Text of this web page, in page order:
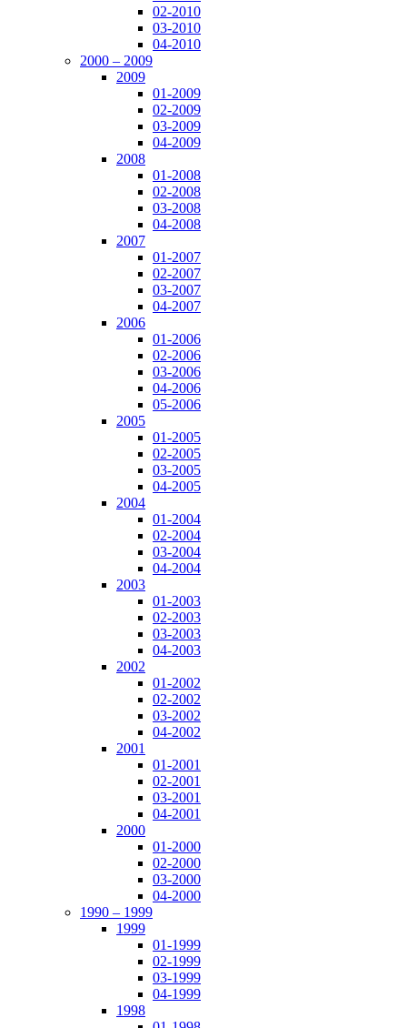
02-2010
03-2010
04-2010
2000 – 2009
2009
01-2009
02-2009
03-2009
04-2009
2008
01-2008
02-2008
03-2008
04-2008
2007
01-2007
02-2007
03-2007
04-2007
2006
01-2006
02-2006
03-2006
04-2006
05-2006
2005
01-2005
02-2005
03-2005
04-2005
2004
01-2004
02-2004
03-2004
04-2004
2003
01-2003
02-2003
03-2003
04-2003
2002
01-2002
02-2002
03-2002
04-2002
2001
01-2001
02-2001
03-2001
04-2001
2000
01-2000
02-2000
03-2000
04-2000
1990 – 1999
1999
01-1999
02-1999
03-1999
04-1999
1998